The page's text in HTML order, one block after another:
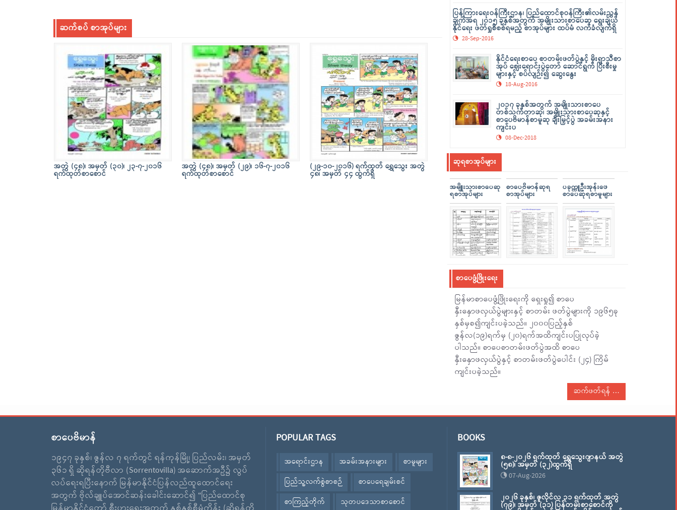
ဆက်စပ် စာအုပ်များ
အတွဲ (၄၈)၊ အမှတ် (၃၀)၊ ၂၃-၇-၂၀၁၆
ရက်ထုတ်စာစောင်
အတွဲ (၄၈)၊ အမှတ် (၂၉)၊ ၁၆-၇-၂၀၁၆
ရက်ထုတ်စာစောင်
(၂၉-၁၀-၂၀၁၆) ရက်ထုတ် ရွှေသွေး အတွဲ
၄၈၊ အမှတ် ၄၄ ထွက်ရှိ
ပြန်ကြားရေးဝန်ကြီးဌာန၊ ပြည်ထောင်စုဝန်ကြီး၏လမ်းညွှန်
ချက်အရ ၂၀၁၅ ခုနှစ်အတွက် အမျိုးသားစာပေဆု ရွေးချယ်
နိုင်ရေး ဖတ်ရှုစိစစ်ရမည့် စာအုပ်များ ထပ်မံ လက်ခံလျက်ရှိ
28-Sep-2016
နိုင်ငံရေးစာပေ စာတမ်းဖတ်ပွဲနှင့် မိုးရာသီစာ
အုပ် ဈေးရောင်းပွဲတော် ဆောင်ရွက် ပြီးစီးမှု
များနှင့် စပ်လျဉ်း၍ ဆွေးနွေး
18-Aug-2016
၂၀၁၇ ခုနှစ်အတွက် အမျိုးသားစာပေ
တစ်သက်တာဆု၊ အမျိုးသားစာပေဆုနှင့်
စာပေဗိမာန်စာမူဆု ချီးမြှင့်ပွဲ အခမ်းအနား
ကျင်းပ
08-Dec-2018
ဆုရစာအုပ်များ
အမျိူးသားစာပေဆု
ရစာအုပ်များ
စာပေဗိမာန်ဆုရ
စာအုပ်များ
ပခုက္ကူဦးအုန်းဖေ
စာပေဆုရစာမူများ
စာပေဖွံ့ဖြိုးရေး
မြန်မာစာပေဖွံ့ဖြိုးရေးကို ရှေးရှု၍ စာပေ
နှီးနှောဖလှယ်ပွဲများနှင့် စာတမ်း ဖတ်ပွဲများကို ၁၉၆၅ခု
နှစ်မှစ၍ကျင်းပခဲ့သည်။ ၂၀၀၀ပြည့်နှစ်
ဇွန်လ(၁၉)ရက်မှ (၂၀)ရက်အထိကျင်းပပြုလုပ်ခဲ့
ပါသည်။ စာပေစာတမ်းဖတ်ပွဲအထိ စာပေ
နှီးနှောဖလှယ်ပွဲနှင့် စာတမ်းဖတ်ပွဲပေါင်း (၂၄) ကြိမ်
ကျင်းပခဲ့သည်။
ဆက်ဖတ်ရန်
စာပေဗိမာန်
၁၉၄၇ ခုနှစ်၊ ဇွန်လ ၇ ရက်တွင် ရန်ကုန်မြို့၊ ပြည်လမ်း၊ အမှတ်
၃၆၁ ရှိ ဆိုရန်တိုဗီလာ (Sorrentovilla) အဆောက်အဦ၌ လွပ်
လပ်ရေးရပြီးနောက် မြန်မာနိုင်ငံပြန်လည်ထူထောင်ရေး
အတွက် ဗိုလ်ချူပ်အောင်ဆန်းခေါင်းဆောင်၍ “ပြည်ထောင်စု
POPULAR TAGS
အရောင်းဌာန အခမ်းအနားများ
စာမူများ
ပြည်သူ့လက်စွဲစာစဉ်
စာပေရေချမ်းစင်
စာကြည့်တိုက်
သုတပဒေသာစာစောင်
BOOKS
၈-၈-၂၀၂၆ ရက်ထုတ် ရွှေသွေးဂျာနယ် အတွဲ
(၅၈)၊ အမှတ် (၃၂)ထွက်ရှိ
07-Aug-2026
၂၀၂၆ ခုနှစ်၊ ဇူလိုင်လ ၃၁ ရက်ထုတ် အတွဲ
(၇၉)၊ အမှတ် (၃၁) ပြန်တမ်းစာစောင်ကို